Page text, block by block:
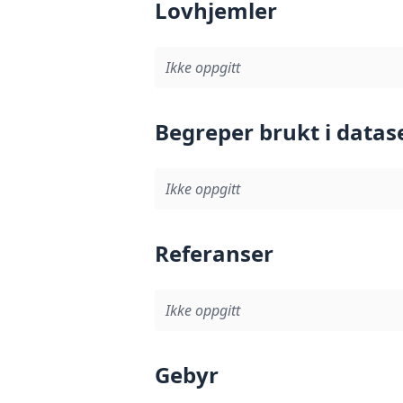
Lovhjemler
Ikke oppgitt
Begreper brukt i
Ikke oppgitt
Referanser
Ikke oppgitt
Gebyr